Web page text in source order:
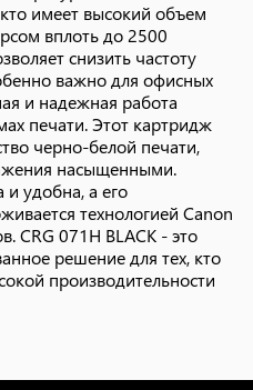
имеет высокий объем
вплоть до 2500
снизить частоту
важно для офисных
и надежная работа
печати. Этот картридж
черно-белой печати,
насыщенными.
и удобна, а его
технологией Canon
CRG 071H BLACK - это
решение для тех, кто
производительности